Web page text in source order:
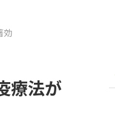
効
療法が